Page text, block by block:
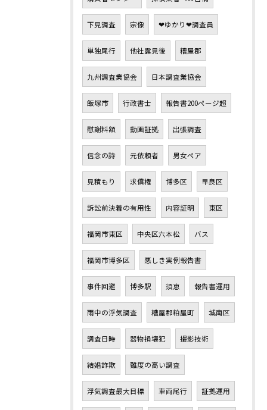
下見調査 宗像 ❤ゆかり❤調査員
単独尾行 他社露見後 糟屋郡
九州調査業協会 日本調査業協会
飯塚市 行政書士 報告書200ページ超
慰謝料額 動画証拠 出張調査
信念の詩 元依頼者 男女ペア
見積もり 求償権 博多区 早良区
訴訟前決着の有用性 内容証明 東区
福岡市東区 中央区六本松 バス
福岡市博多区 悪しき実例報告書
事件回避 博多駅 須恵 報告書運用
雨中の浮気調査 糟屋郡粕屋町 城南区
調査日時 器物損壊犯 撮影技術
結婚詐欺 難度の高い調査
浮気調査最大目標 車両尾行 証拠運用